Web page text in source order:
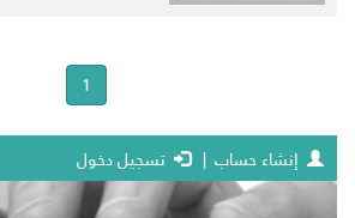
1
إنشاء حساب | تسجيل دخول